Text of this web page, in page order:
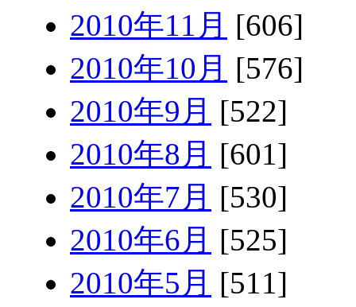
2010年11月 [606]
2010年10月 [576]
2010年9月 [522]
2010年8月 [601]
2010年7月 [530]
2010年6月 [525]
2010年5月 [511]